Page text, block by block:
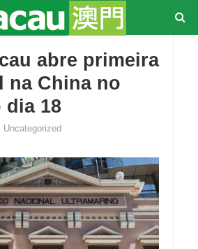
abre primeira
na China no
dia 18
Uncategorized